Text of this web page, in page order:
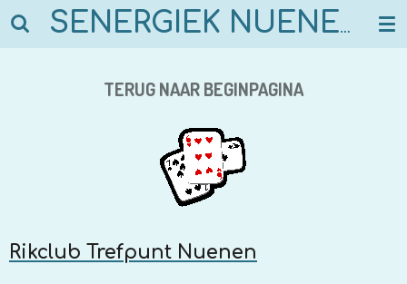
Ga
SENERGIEK NUENEN
TERUG NAAR BEGINPAGINA
Rikclub Trefpunt Nuenen